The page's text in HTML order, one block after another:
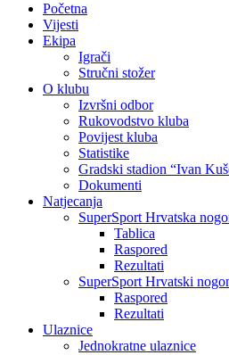
Početna
Vijesti
Ekipa
Igrači
Stručni stožer
O klubu
Izvršni odbor
Rukovodstvo kluba
Povijest kluba
Statistike
Gradski stadion “Ivan
Dokumenti
Natjecanja
SuperSport Hrvatska
Tablica
Raspored
Rezultati
SuperSport Hrvatski
Raspored
Rezultati
Ulaznice
Jednokratne ulaznice